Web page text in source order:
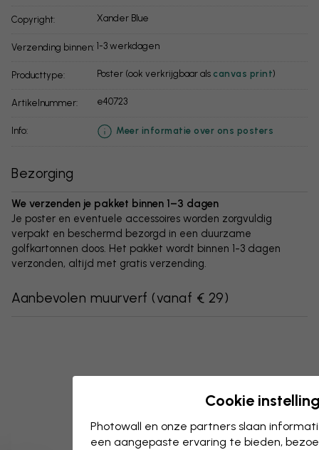
Copyright: Xander Blue
Verzending binnen: 1-3 werkdagen
Producttype: Poster (ook verkrijgbaar als canvas print)
Artikelnummer: e40723
info: Meer informatie over ons posters
Bezorging
We verzenden je pakket binnen 1–3 dagen
Je poster en eventuele accessoires worden zorgvuldig
verpakt en beschermd bezorgd in een duurzame
golfkartonnen doos. Het pakket wordt binnen 1-3 dagen
verzonden, altijd met gratis verzending.
Aanbevolen muurverf (vanaf € 29)
Cookie
Photowall en onze partners slaan
een aangepaste ervaring te bieden,